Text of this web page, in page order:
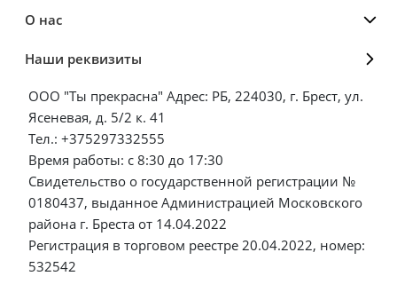
О нас
Наши реквизиты
ООО "Ты прекрасна" Адрес: РБ, 224030, г. Брест, ул.
Ясеневая, д. 5/2 к. 41
Тел.: +375297332555
Время работы: с 8:30 до 17:30
Свидетельство о государственной регистрации №
0180437, выданное Администрацией Московского
района г. Бреста от 14.04.2022
Регистрация в торговом реестре 20.04.2022, номер:
532542